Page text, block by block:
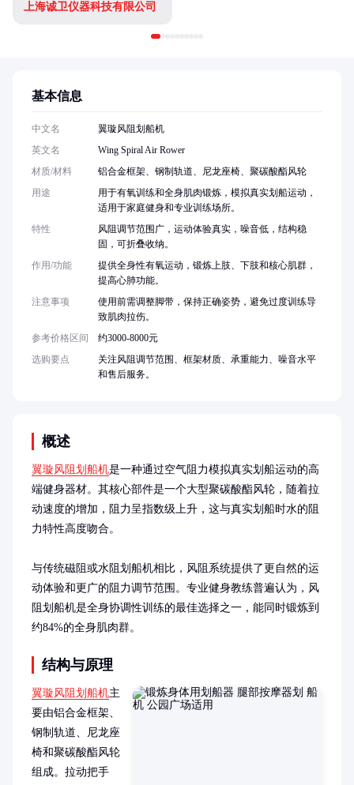
上海诚卫仪器科技有限公司
概述
翼璇风阻划船机是一种通过空气阻力模拟真实划船运动的高
端健身器材。其核心部件是一个大型聚碳酸酯风轮，随着拉
动速度的增加，阻力呈指数级上升，这与真实划船时水的阻
力特性高度吻合。
与传统磁阻或水阻划船机相比，风阻系统提供了更自然的运
动体验和更广的阻力调节范围。专业健身教练普遍认为，风
阻划船机是全身协调性训练的最佳选择之一，能同时锻炼到
约84%的全身肌肉群。
结构与原理
翼璇风阻划船机主
要由铝合金框架、
钢制轨道、尼龙座
椅和聚碳酸酯风轮
组成。拉动把手
基本信息
中文名
翼璇风阻划船机
英文名
Wing Spiral Air Rower
材质/材料
铝合金框架、钢制轨道、尼龙座椅、聚碳酸酯风轮
用途
用于有氧训练和全身肌肉锻炼，模拟真实划船运动，
适用于家庭健身和专业训练场所。
特性
风阻调节范围广，运动体验真实，噪音低，结构稳
固，可折叠收纳。
作用/功能
提供全身性有氧运动，锻炼上肢、下肢和核心肌群，
提高心肺功能。
注意事项
使用前需调整脚带，保持正确姿势，避免过度训练导
致肌肉拉伤。
参考价格区间
约3000-8000元
选购要点
关注风阻调节范围、框架材质、承重能力、噪音水平
和售后服务。